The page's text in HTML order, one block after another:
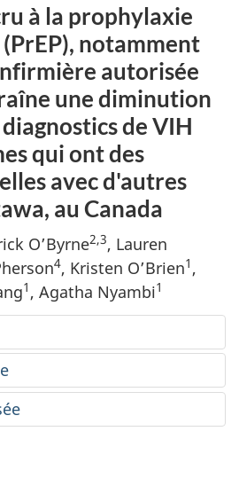
à la prophylaxie
notamment
autorisée
une diminution
de VIH
qui ont des
avec d'autres
au Canada
O’Byrne2,3, Lauren
4, Kristen O’Brien1 ,
1 , Agatha Nyambi1